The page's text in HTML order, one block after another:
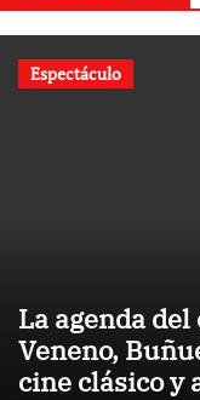
Espectáculo
La agenda
Veneno,
cine clásico y